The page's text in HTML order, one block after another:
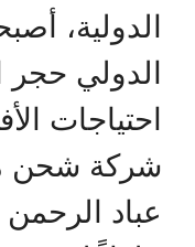
الدولية،
الدولي حجر
احتياجات
شركة شحن
عباد